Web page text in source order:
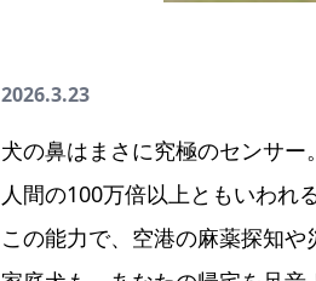
2026.3.23
犬の鼻はまさに究極のセンサー。
人間の100万倍以上ともいわれ
この能力で、空港の麻薬探知や